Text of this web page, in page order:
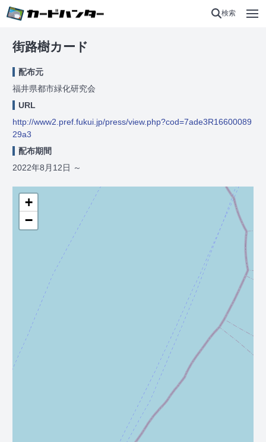
検索
街路樹カード
配布元
福井県都市緑化研究会
URL
http://www2.pref.fukui.jp/press/view.php?cod=7ade3R16600089
29a3
配布期間
2022年8月12日 ～
+
−